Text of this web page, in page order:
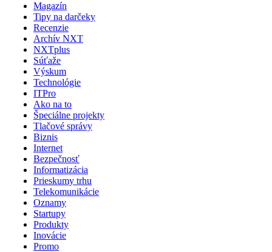
Magazín
Tipy na darčeky
Recenzie
Archív NXT
NXTplus
Súťaže
Výskum
Technológie
ITPro
Ako na to
Špeciálne projekty
Tlačové správy
Biznis
Internet
Bezpečnosť
Informatizácia
Prieskumy trhu
Telekomunikácie
Oznamy
Startupy
Produkty
Inovácie
Promo